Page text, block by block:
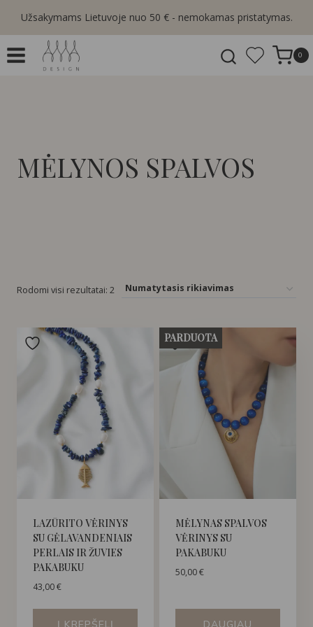
content
Užsakymams Lietuvoje nuo 50 € - nemokamas pristatymas.
0
MĖLYNOS SPALVOS
Rodomi visi rezultatai: 2
LAZŪRITO VĖRINYS
SU GĖLAVANDENIAIS
PERLAIS IR ŽUVIES
PAKABUKU
43,00€
Į KREPŠELĮ
PARDUOTA
MĖLYNAS SPALVOS
VĖRINYS SU
PAKABUKU
50,00€
DAUGIAU